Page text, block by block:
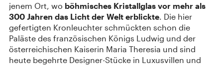
jenem Ort, wo böhmisches Kristallglas vor mehr als
300 Jahren das Licht der Welt erblickte. Die hier
gefertigten Kronleuchter schmückten schon die
Paläste des französischen Königs Ludwig und der
österreichischen Kaiserin Maria Theresia und sind
heute begehrte Designer-Stücke in Luxusvillen und